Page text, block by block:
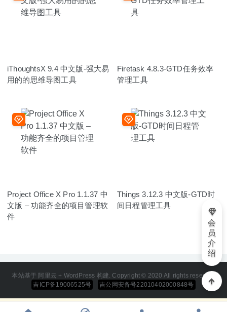
iThoughtsX 9.4 中文版-强大易
用的的思维导图工具
Firetask 4.8.3-GTD任务效率
管理工具
Project Office X Pro 1.1.37 中
文版 – 功能齐全的项目管理软
件
Things 3.12.3 中文版-GTD时
间日程管理工具
本站基于 阿里云 + WordPress 构建. Copyright © 2020 All rights reserved
吉ICP备19006525号
吉公网安备号22010402000848号
会
员
介
绍